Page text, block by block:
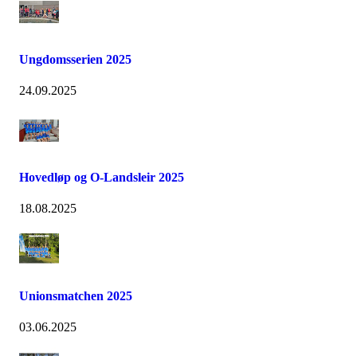
Ungdomsserien 2025
24.09.2025
Hovedløp og O-Landsleir 2025
18.08.2025
Unionsmatchen 2025
03.06.2025